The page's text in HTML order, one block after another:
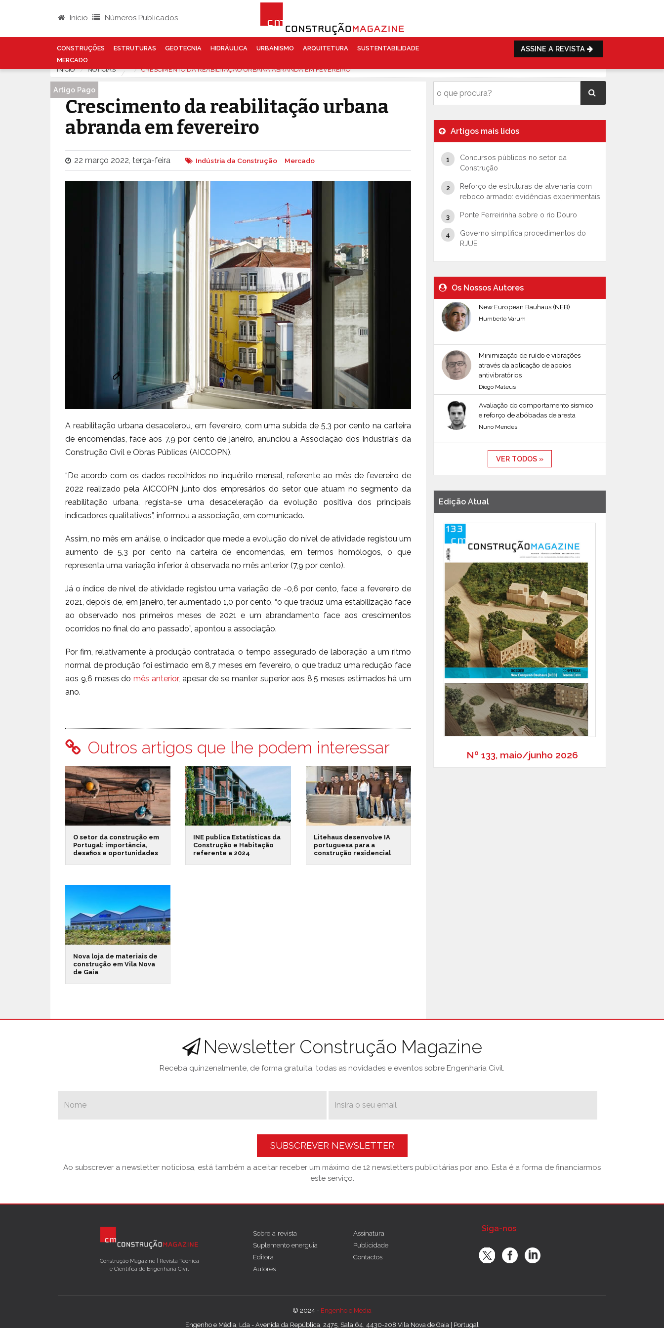
Início Números Publicados
CONSTRUÇÕES ESTRUTURAS GEOTECNIA HIDRÁULICA URBANISMO ARQUITETURA
SUSTENTABILIDADE
MERCADO
ASSINE A REVISTA
INÍCIO NOTÍCIAS CRESCIMENTO DA REABILITAÇÃO URBANA ABRANDA EM FEVEREIRO
Crescimento da reabilitação urbana
abranda em fevereiro
Artigo Pago
22 março 2022, terça-feira Indústria da Construção Mercado
A reabilitação urbana desacelerou, em fevereiro, com uma subida de 5,3 por cento na carteira
de encomendas, face aos 7,9 por cento de janeiro, anunciou a Associação dos Industriais da
Construção Civil e Obras Públicas (AICCOPN).
“De acordo com os dados recolhidos no inquérito mensal, referente ao mês de fevereiro de
2022 realizado pela AICCOPN junto dos empresários do setor que atuam no segmento da
reabilitação urbana, regista-se uma desaceleração da evolução positiva dos principais
indicadores qualitativos”, informou a associação, em comunicado.
Assim, no mês em análise, o indicador que mede a evolução do nível de atividade registou um
aumento de 5,3 por cento na carteira de encomendas, em termos homólogos, o que
representa uma variação inferior à observada no mês anterior (7,9 por cento).
Já o índice de nível de atividade registou uma variação de -0,6 por cento, face a fevereiro de
2021, depois de, em janeiro, ter aumentado 1,0 por cento, “o que traduz uma estabilização face
ao observado nos primeiros meses de 2021 e um abrandamento face aos crescimentos
ocorridos no final do ano passado”, apontou a associação.
Por fim, relativamente à produção contratada, o tempo assegurado de laboração a um ritmo
normal de produção foi estimado em 8,7 meses em fevereiro, o que traduz uma redução face
aos 9,6 meses do mês anterior, apesar de se manter superior aos 8,5 meses estimados há um
ano.
Outros artigos que lhe podem interessar
O setor da construção em
Portugal: importância,
desafios e oportunidades
INE publica Estatísticas da
Construção e Habitação
referente a 2024
Litehaus desenvolve IA
portuguesa para a
construção residencial
Nova loja de materiais de
construção em Vila Nova
de Gaia
Artigos mais lidos
Concursos públicos no setor da
Construção
Reforço de estruturas de alvenaria com
reboco armado: evidências experimentais
Ponte Ferreirinha sobre o rio Douro
Governo simplifica procedimentos do
RJUE
Os Nossos Autores
New European Bauhaus (NEB)
Humberto Varum
Minimização de ruído e vibrações
através da aplicação de apoios
antivibratórios
Diogo Mateus
Avaliação do comportamento sísmico
e reforço de abóbadas de aresta
Nuno Mendes
VER TODOS »
Edição Atual
Nº 133, maio/junho 2026
Newsletter Construção Magazine
Receba quinzenalmente, de forma gratuita, todas as novidades e eventos sobre Engenharia Civil.
SUBSCREVER NEWSLETTER
Ao subscrever a newsletter noticiosa, está também a aceitar receber um máximo de 12 newsletters publicitárias por ano. Esta é a forma de financiarmos
este serviço.
Construção Magazine | Revista Técnica
e Científica de Engenharia Civil
Sobre a revista
Suplemento energuia
Editora
Autores
Assinatura
Publicidade
Contactos
Siga-nos
© 2024 - Engenho e Média
Engenho e Média, Lda - Avenida da República, 2475, Sala 64, 4430-208 Vila Nova de Gaia | Portugal